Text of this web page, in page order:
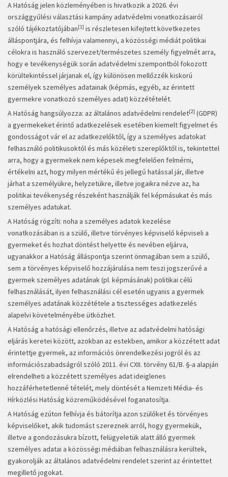
A Hatóság jelen közleményében is hivatkozik a 2026. évi
országgyűlési választási kampány adatvédelmi vonatkozásairól
szóló tájékoztatójában[1] is részletesen kifejtett következetes
álláspontjára, és felhívja valamennyi, a közösségi médiát politikai
célokra is használó szervezet/természetes személy figyelmét arra,
hogy e tevékenységük során adatvédelmi szempontból fokozott
körültekintéssel járjanak el, így különösen mellőzzék kiskorú
személyek személyes adatainak (képmás, egyéb, az érintett
gyermekre vonatkozó személyes adat) közzétételét.
A Hatóság hangsúlyozza: az általános adatvédelmi rendelet[2] (GDPR)
a gyermekeket érintő adatkezelések esetében kiemelt figyelmet és
gondosságot vár el az adatkezelőktől, így a személyes adatokat
felhasználó politikusoktól és más közéleti szereplőktől is, tekintettel
arra, hogy a gyermekek nem képesek megfelelően felmérni,
értékelni azt, hogy milyen mértékű és jellegű hatással jár, illetve
járhat a személyükre, helyzetükre, illetve jogaikra nézve az, ha
politikai tevékenység részeként használják fel képmásukat és más
személyes adatukat.
A Hatóság rögzíti: noha a személyes adatok kezelése
vonatkozásában is a szülő, illetve törvényes képviselő képviseli a
gyermeket és hozhat döntést helyette és nevében eljárva,
ugyanakkor a Hatóság álláspontja szerint önmagában sem a szülő,
sem a törvényes képviselő hozzájárulása nem teszi jogszerűvé a
gyermek személyes adatának (pl. képmásának) politikai célú
felhasználását, ilyen felhasználási cél esetén ugyanis a gyermek
személyes adatának közzététele a tisztességes adatkezelés
alapelvi követelményébe ütközhet.
A Hatóság a hatósági ellenőrzés, illetve az adatvédelmi hatósági
eljárás keretei között, azokban az estekben, amikor a közzétett adat
érintettje gyermek, az információs önrendelkezési jogról és az
információszabadságról szóló 2011. évi CXII. törvény 61/B. §-a alapján
elrendelheti a közzétett személyes adat ideiglenes
hozzáférhetetlenné tételét, mely döntését a Nemzeti Média- és
Hírközlési Hatóság közreműködésével foganatosítja.
A Hatóság ezúton felhívja és bátorítja azon szülőket és törvényes
képviselőket, akik tudomást szereznek arról, hogy gyermekük,
illetve a gondozásukra bízott, felügyeletük alatt álló gyermek
személyes adatai a közösségi médiában felhasználásra kerültek,
gyakorolják az általános adatvédelmi rendelet szerint az érintettet
megillető jogokat.